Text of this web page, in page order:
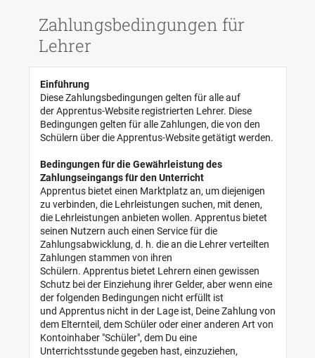
Zahlungsbedingungen für
Lehrer
Einführung
Diese Zahlungsbedingungen gelten für alle auf
der Apprentus-Website registrierten Lehrer. Diese
Bedingungen gelten für alle Zahlungen, die von den
Schülern über die Apprentus-Websitegetätigt werden.
Bedingungen für die Gewährleistung des
Zahlungseingangs für den Unterricht
Apprentus bietet einen Marktplatz an, um diejenigen
zu verbinden, die Lehrleistungen suchen, mit denen,
die Lehrleistungen anbieten wollen. Apprentus bietet
seinen Nutzern auch einen Service für die
Zahlungsabwicklung, d. h. die an die Lehrer verteilten
Zahlungen stammen von ihren
Schülern. Apprentus bietet Lehrern einen gewissen
Schutz bei der Einziehung ihrer Gelder, aber wenn eine
der folgenden Bedingungen nicht erfüllt ist
und Apprentus nicht in der Lage ist, Deine Zahlung von
dem Elternteil, dem Schüler oder einer anderen Art von
Kontoinhaber "Schüler", dem Du eine
Unterrichtsstunde gegeben hast, einzuziehen,